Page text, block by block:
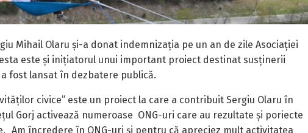
Mihail Olaru și-a donat indemnizația pe un an de zile Asociației
este și inițiatorul unui important proiect destinat susținerii
fost lansat în dezbatere publică.
civice” este un proiect la care a contribuit Sergiu Olaru în
Gorj activează numeroase ONG-uri care au rezultate și poriecte
încredere în ONG-uri și pentru că apreciez mult activitatea